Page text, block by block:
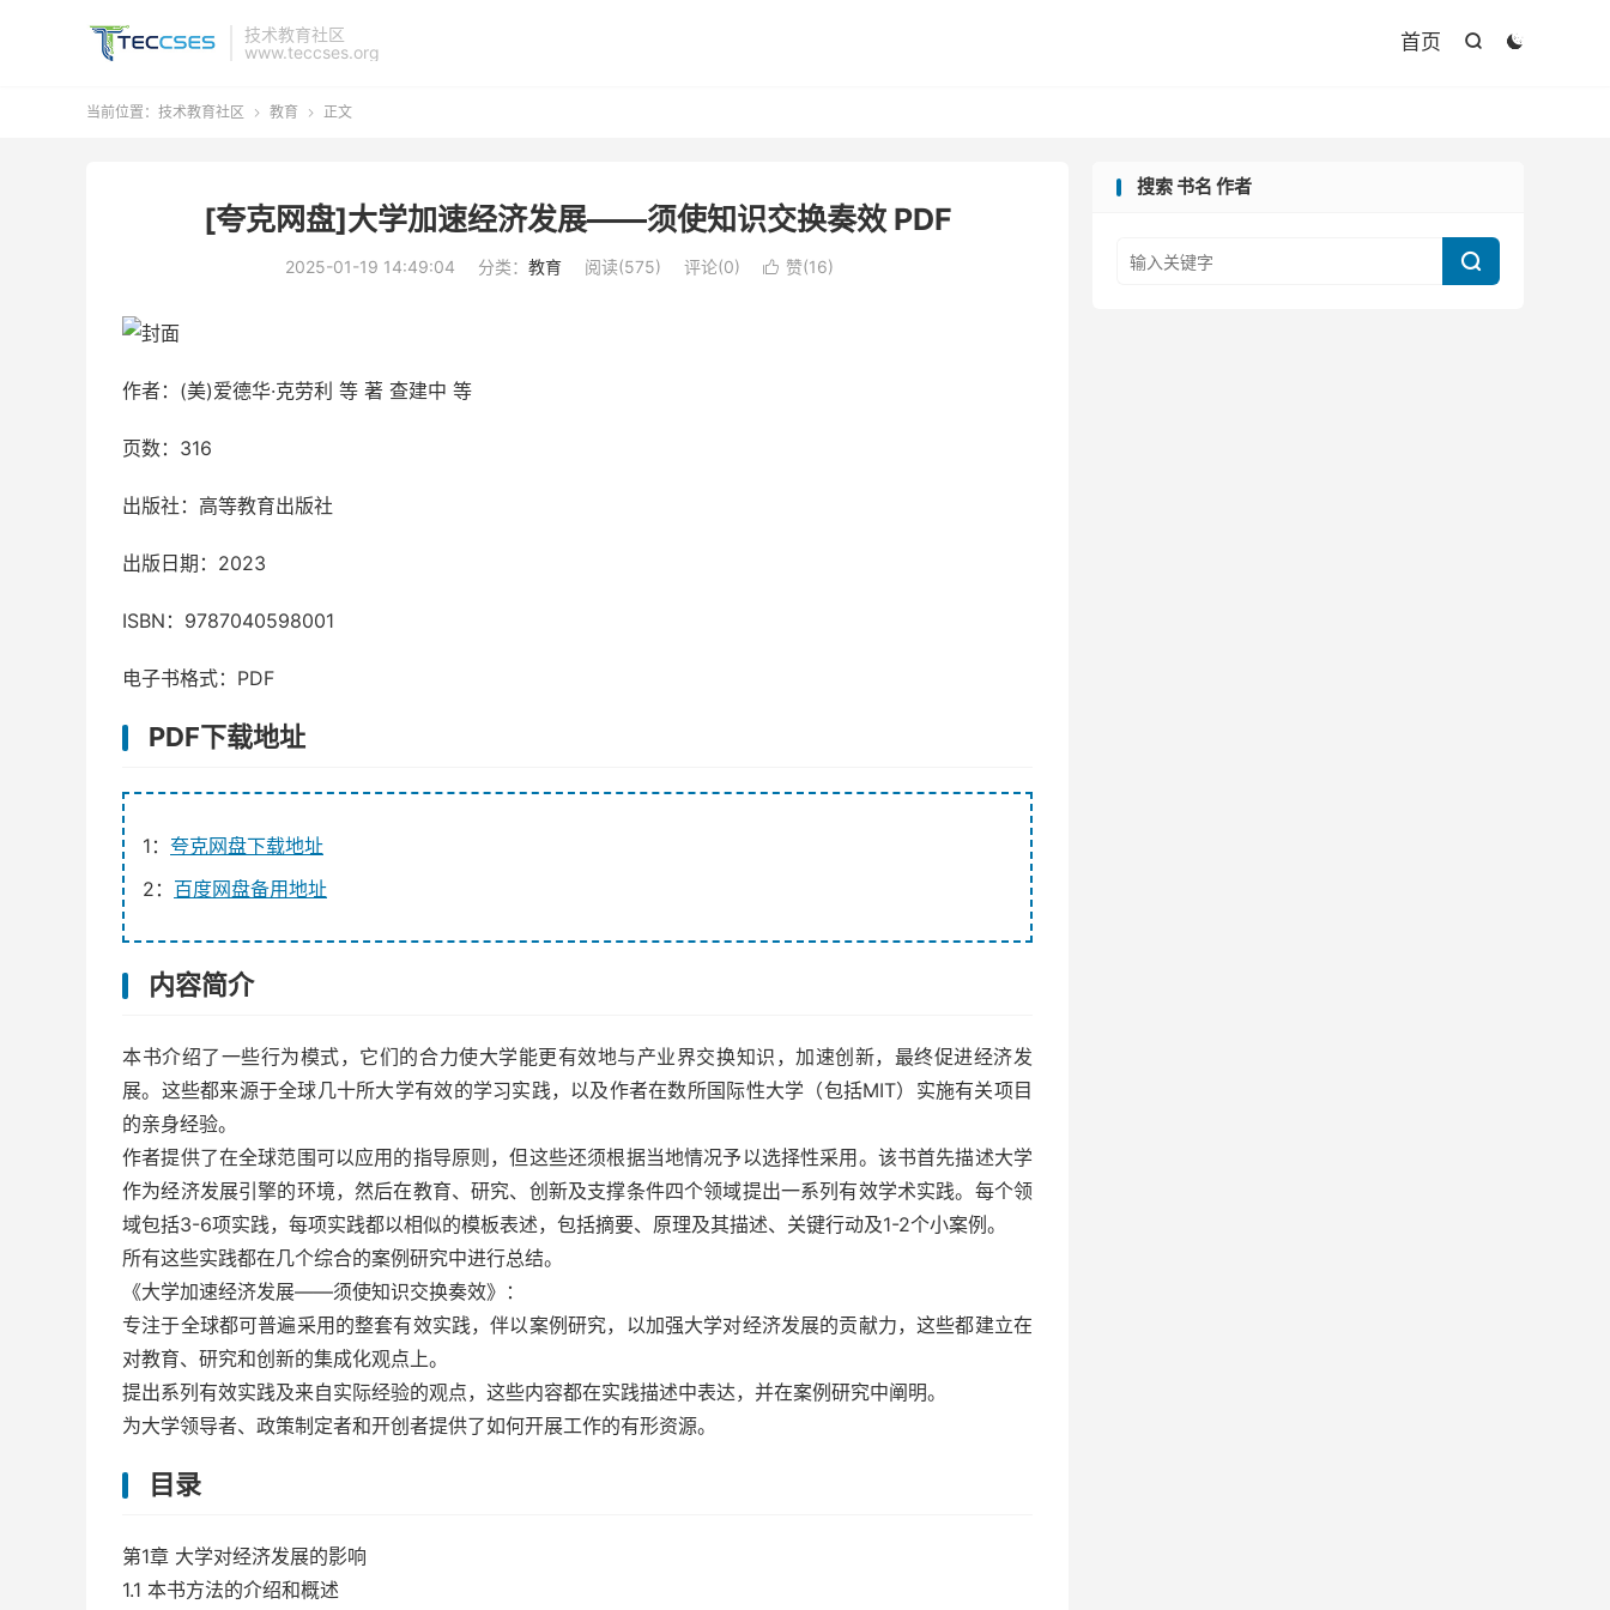
技术教育社区
www.teccses.org


首页
当前位置： 技术教育社区  教育  正文
[夸克网盘]大学加速经济发展——须使知识交换奏效 PDF
2025-01-19 14:49:04 分类： 教育 阅读(575) 评论(0)  赞(16)
作者：(美)爱德华·克劳利 等 著 查建中 等
页数：316
出版社：高等教育出版社
出版日期：2023
ISBN：9787040598001
电子书格式：PDF
PDF下载地址
1： 夸克网盘下载地址
2： 百度网盘备用地址
内容简介
本书介绍了一些行为模式，它们的合力使大学能更有效地与产业界交换知识，加速创新，最终促进经济发
展。这些都来源于全球几十所大学有效的学习实践，以及作者在数所国际性大学（包括MIT）实施有关项目
的亲身经验。
作者提供了在全球范围可以应用的指导原则，但这些还须根据当地情况予以选择性采用。该书首先描述大学
作为经济发展引擎的环境，然后在教育、研究、创新及支撑条件四个领域提出一系列有效学术实践。每个领
域包括3-6项实践，每项实践都以相似的模板表述，包括摘要、原理及其描述、关键行动及1-2个小案例。
所有这些实践都在几个综合的案例研究中进行总结。
《大学加速经济发展——须使知识交换奏效》：
专注于全球都可普遍采用的整套有效实践，伴以案例研究，以加强大学对经济发展的贡献力，这些都建立在
对教育、研究和创新的集成化观点上。
提出系列有效实践及来自实际经验的观点，这些内容都在实践描述中表达，并在案例研究中阐明。
为大学领导者、政策制定者和开创者提供了如何开展工作的有形资源。
目录
第1章 大学对经济发展的影响
1.1 本书方法的介绍和概述
搜索 书名 作者
